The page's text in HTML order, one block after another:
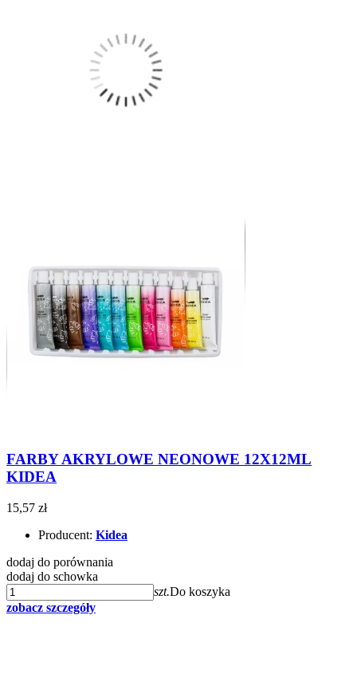
FARBY AKRYLOWE NEONOWE 12X12ML
KIDEA
15,57 zł
Producent: Kidea
dodaj do porównania
dodaj do schowka
szt.Do koszyka
zobacz szczegóły